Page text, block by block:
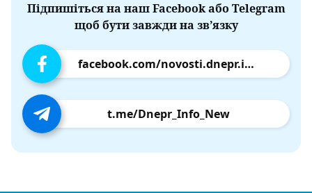
Підпишіться на наш Facebook або Telegram
щоб бути завжди на зв’язку
facebook.com/novosti.dnepr.info
t.me/Dnepr_Info_New